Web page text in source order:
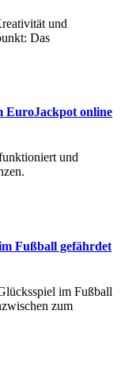
und
Das
EuroJackpot online
und
Fußball gefährdet
im Fußball
zum